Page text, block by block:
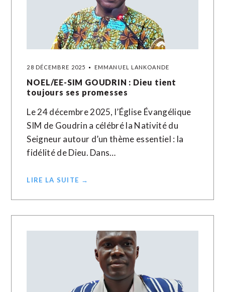
28 DÉCEMBRE 2025 EMMANUEL LANKOANDE
NOEL/EE-SIM GOUDRIN : Dieu tient
toujours ses promesses
Le 24 décembre 2025, l’Église Évangélique
SIM de Goudrin a célébré la Nativité du
Seigneur autour d’un thème essentiel : la
fidélité de Dieu. Dans…
LIRE LA SUITE →